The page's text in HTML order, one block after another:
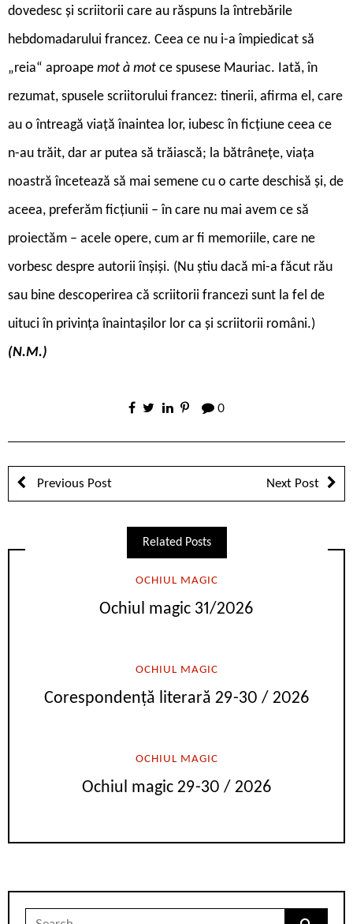
dovedesc și scriitorii care au răspuns la întrebările
hebdomadarului francez. Ceea ce nu i-a împiedicat să
„reia“ aproape mot à mot ce spusese Mauriac. Iată, în
rezumat, spusele scriitorului francez: tinerii, afirma el, care
au o întreagă viață înaintea lor, iubesc în ficțiune ceea ce
n-au trăit, dar ar putea să trăiască; la bătrânețe, viața
noastră încetează să mai semene cu o carte deschisă și, de
aceea, preferăm ficțiunii – în care nu mai avem ce să
proiectăm – acele opere, cum ar fi memoriile, care ne
vorbesc despre autorii înșiși. (Nu știu dacă mi-a făcut rău
sau bine descoperirea că scriitorii francezi sunt la fel de
uituci în privința înaintașilor lor ca și scriitorii români.)
(N.M.)
0
Previous Post Next Post
Related Posts
OCHIUL MAGIC
Ochiul magic 31/2026
OCHIUL MAGIC
Corespondență literară 29-30 / 2026
OCHIUL MAGIC
Ochiul magic 29-30 / 2026
Search